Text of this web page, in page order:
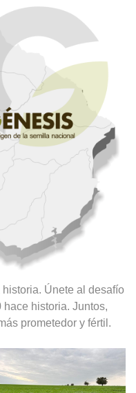
Únete al desafío
historia. Juntos,
prometedor y fértil.